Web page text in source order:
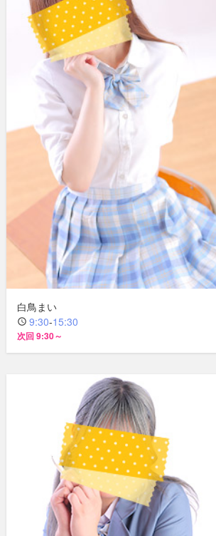
白鳥まい
9:30-15:30
次回 9:30～